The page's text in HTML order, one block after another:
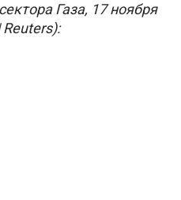
Газа, 17 ноября